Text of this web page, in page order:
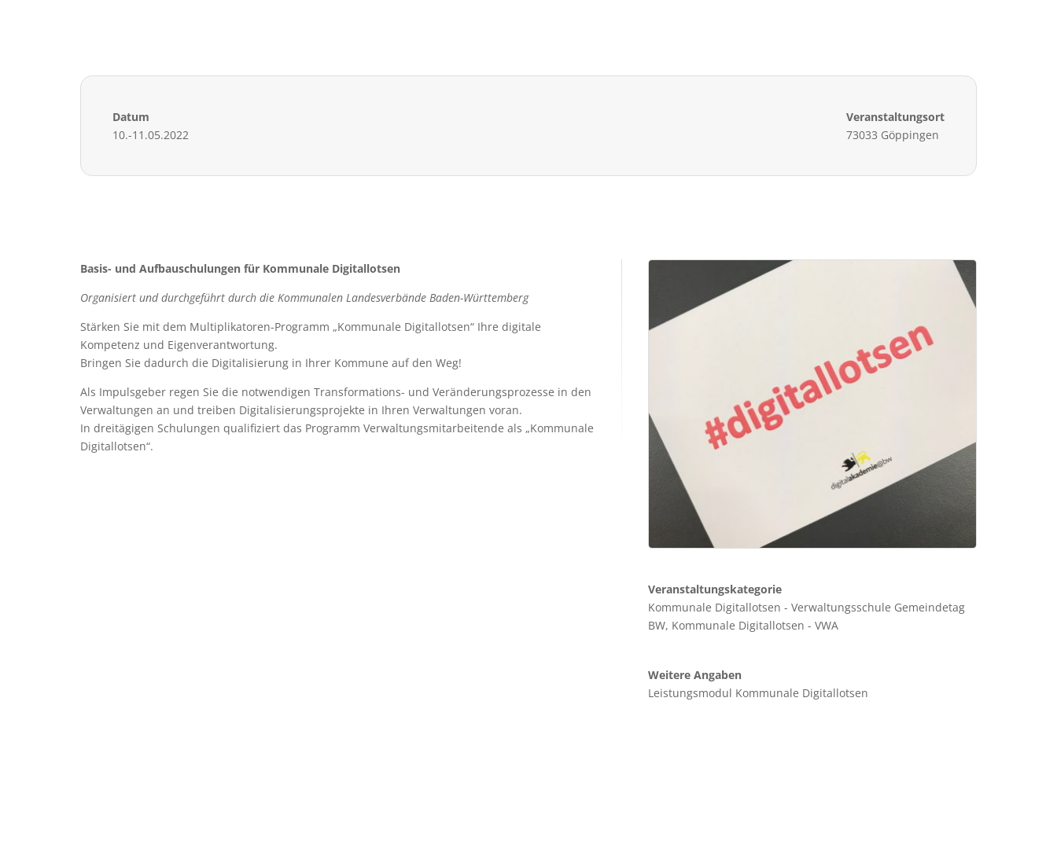
Datum
10.-11.05.2022
Veranstaltungsort
73033 Göppingen
Basis- und Aufbauschulungen für Kommunale Digitallotsen
Organisiert und durchgeführt durch die Kommunalen Landesverbände Baden-Württemberg
Stärken Sie mit dem Multiplikatoren-Programm „Kommunale Digitallotsen“ Ihre digitale
Kompetenz und Eigenverantwortung.
Bringen Sie dadurch die Digitalisierung in Ihrer Kommune auf den Weg!
Als Impulsgeber regen Sie die notwendigen Transformations- und Veränderungsprozesse in den
Verwaltungen an und treiben Digitalisierungsprojekte in Ihren Verwaltungen voran.
In dreitägigen Schulungen qualifiziert das Programm Verwaltungsmitarbeitende als „Kommunale
Digitallotsen“.
Veranstaltungskategorie
Kommunale Digitallotsen - Verwaltungsschule Gemeindetag
BW, Kommunale Digitallotsen - VWA
Weitere Angaben
Leistungsmodul Kommunale Digitallotsen